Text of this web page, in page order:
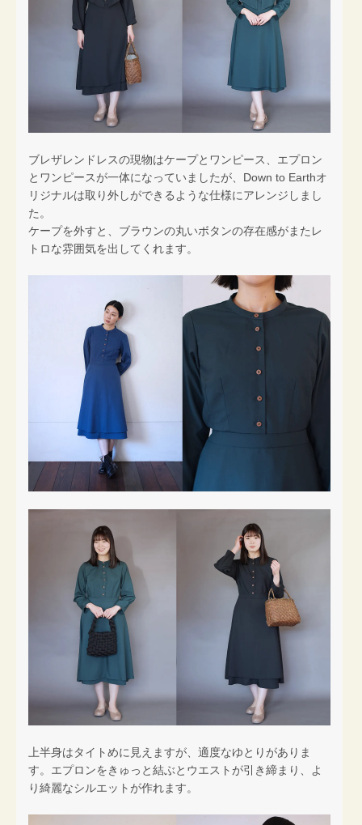
ブレザレンドレスの現物はケープとワンピース、エプロン
とワンピースが一体になっていましたが、Down to Earthオ
リジナルは取り外しができるような仕様にアレンジしまし
た。
ケープを外すと、ブラウンの丸いボタンの存在感がまたレ
トロな雰囲気を出してくれます。
上半身はタイトめに見えますが、適度なゆとりがありま
す。エプロンをきゅっと結ぶとウエストが引き締まり、よ
り綺麗なシルエットが作れます。